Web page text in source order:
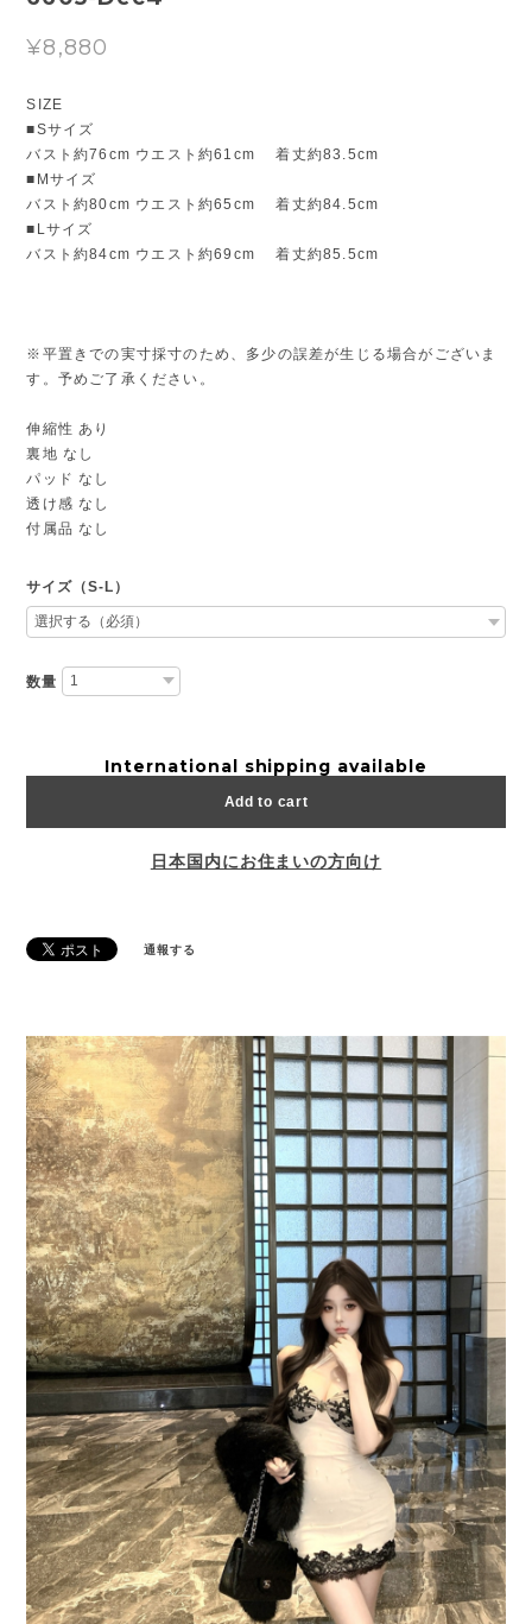
¥8,880
SIZE
■Sサイズ
バスト約76cm ウエスト約61cm 着丈約83.5cm
■Mサイズ
バスト約80cm ウエスト約65cm 着丈約84.5cm
■Lサイズ
バスト約84cm ウエスト約69cm 着丈約85.5cm
※平置きでの実寸採寸のため、多少の誤差が生じる場合がございま
す。予めご了承ください。
伸縮性 あり
裏地 なし
パッド なし
透け感 なし
付属品 なし
サイズ（S-L）
数量
International shipping available
Add to cart
日本国内にお住まいの方向け
通報する